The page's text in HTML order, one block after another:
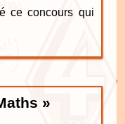
ce concours qui
»